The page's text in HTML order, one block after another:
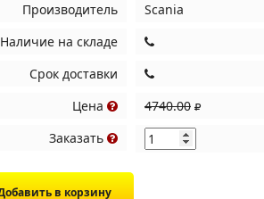
Производитель
Scania
Наличие на складе
Срок доставки
Цена
4740.00
Заказать